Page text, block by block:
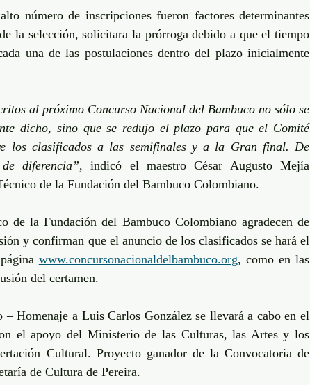
número de inscripciones fueron factores determinantes
la selección, solicitara la prórroga debido a que el tiempo
una de las postulaciones dentro del plazo inicialmente
al próximo Concurso Nacional del Bambuco no sólo se
dicho, sino que se redujo el plazo para que el Comité
los clasificados a las semifinales y a la Gran final. De
diferencia”, indicó el maestro César Augusto Mejía
de la Fundación del Bambuco Colombiano.
de la Fundación del Bambuco Colombiano agradecen de
y confirman que el anuncio de los clasificados se hará el
www.concursonacionaldelbambuco.org, como en las
del certamen.
Homenaje a Luis Carlos González se llevará a cabo en el
el apoyo del Ministerio de las Culturas, las Artes y los
Cultural. Proyecto ganador de la Convocatoria de
de Cultura de Pereira.